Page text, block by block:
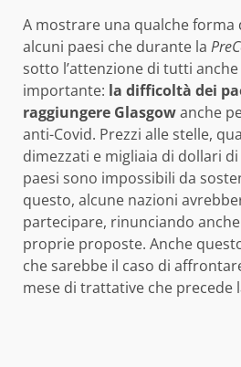
A mostrare una qualche forma
alcuni paesi che durante la
sotto l’attenzione di tutti
importante: la difficoltà dei
raggiungere Glasgowanche
anti-Covid. Prezzi alle stelle,
dimezzati e migliaia di dollari
paesi sono impossibili da
questo, alcune nazioni
partecipare, rinunciando
proprie proposte. Anche
che sarebbe il caso di
mese di trattative che precede